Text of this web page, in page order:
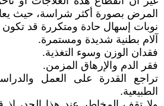
المرض بصورة أكثر شراسة، حيث
نوبات إسهال حادة ومتكررة قد
آلام بطنية شديدة ومستمرة.
فقدان الوزن وسوء التغذية.
فقر الدم والإرهاق المزمن.
تراجع القدرة على العمل
الطبيعية.